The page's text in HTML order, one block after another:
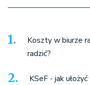
Koszty w biurze
radzić?
KSeF - jak